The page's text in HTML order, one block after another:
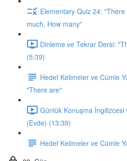
Elementary Quiz 24:
much, How many"
Dinleme ve Tekrar Dersi:
(5:39)
Hedef Kelimeler ve Cümle
"There are"
Günlük Konuşma
(Evde) (13:39)
Hedef Kelimeler ve Cümle